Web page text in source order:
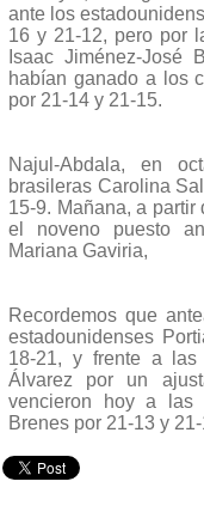
ante los
16 y 21-12, pero por
Isaac Jiménez-
habían ganado a los
por 21-14 y 21-15.
Najul-Abdala, en
brasileras Carolina
15-9. Mañana, a
el noveno puesto
Mariana Gaviria,
Recordemos que
estadounidenses
18-21, y frente a las
Álvarez por un
vencieron hoy a las
Brenes por 21-13 y